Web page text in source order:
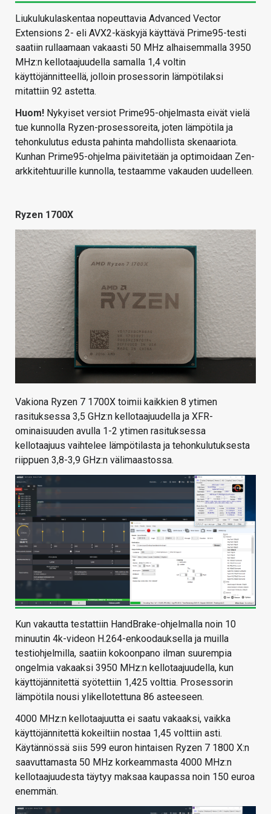
Liukulukulaskentaa nopeuttavia Advanced Vector
Extensions 2- eli AVX2-käskyjä käyttävä Prime95-testi
saatiin rullaamaan vakaasti 50 MHz alhaisemmalla 3950
MHz:n kellotaajuudella samalla 1,4 voltin
käyttöjännitteellä, jolloin prosessorin lämpötilaksi
mitattiin 92 astetta.
Huom! Nykyiset versiot Prime95-ohjelmasta eivät vielä
tue kunnolla Ryzen-prosessoreita, joten lämpötila ja
tehonkulutus edusta pahinta mahdollista skenaariota.
Kunhan Prime95-ohjelma päivitetään ja optimoidaan Zen-
arkkitehtuurille kunnolla, testaamme vakauden uudelleen.
Ryzen 1700X
Vakiona Ryzen 7 1700X toimii kaikkien 8 ytimen
rasituksessa 3,5 GHz:n kellotaajuudella ja XFR-
ominaisuuden avulla 1-2 ytimen rasituksessa
kellotaajuus vaihtelee lämpötilasta ja tehonkulutuksesta
riippuen 3,8-3,9 GHz:n välimaastossa.
Kun vakautta testattiin HandBrake-ohjelmalla noin 10
minuutin 4k-videon H.264-enkoodauksella ja muilla
testiohjelmilla, saatiin kokoonpano ilman suurempia
ongelmia vakaaksi 3950 MHz:n kellotaajuudella, kun
käyttöjännitettä syötettiin 1,425 volttia. Prosessorin
lämpötila nousi ylikellotettuna 86 asteeseen.
4000 MHz:n kellotaajuutta ei saatu vakaaksi, vaikka
käyttöjännitettä kokeiltiin nostaa 1,45 volttiin asti.
Käytännössä siis 599 euron hintaisen Ryzen 7 1800 X:n
saavuttamasta 50 MHz korkeammasta 4000 MHz:n
kellotaajuudesta täytyy maksaa kaupassa noin 150 euroa
enemmän.